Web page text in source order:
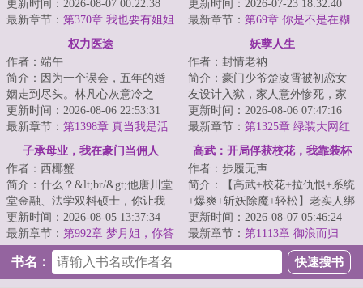
&lt;br/&gt;桑洛一直以为，自己是
全天下最幸...
更新时间：2026-08-07 00:22:38
最新章节： 第370章 我也要有姐姐
到了晚期，最后撒手人寰。
&lt;br/&gt;因为穷，姐...
更新时间：2026-07-23 18:32:40
最新章节： 第69章 你是不是在糊
权力医途
作者：端午
简介：因为一个误会，五年的婚
姻走到尽头。林凡心灰意冷之
下，主动申请去乡镇医院定向帮
扶。没想到，他却...
更新时间：2026-08-06 22:53:31
最新章节： 第1398章 真当我是活
菩萨？
妖孽人生
作者：封情老衲
简介：豪门少爷楚凌霄被初恋女
友设计入狱，家人意外惨死，家
业被女友一家掠夺侵占！出狱
后，楚凌霄为家人...
更新时间：2026-08-06 07:47:16
最新章节： 第1325章 绿装大网红
子承母业，我在豪门当佣人
作者：西椰蟹
简介：什么？&lt;br/&gt;他唐川堂
堂金融、法学双料硕士，你让我
去当佣人？&lt;br/&gt;狗都不……
&lt;br/&...
更新时间：2026-08-05 13:37:34
最新章节： 第992章 梦月姐，你答
高武：开局俘获校花，我靠装杯
杀疯了
作者：步履无声
简介：【高武+校花+拉仇恨+系统
+爆爽+斩妖除魔+轻松】老实人绑
定【天妒英才】系统，收获嫉妒
值，可抽奖、...
更新时间：2026-08-07 05:46:24
最新章节： 第1113章 御浪而归
书名：